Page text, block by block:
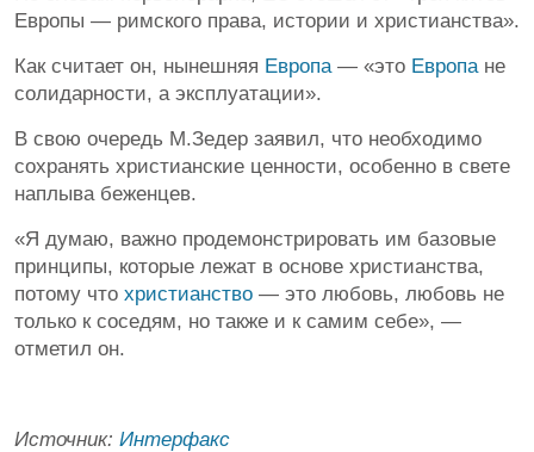
Европы — римского права, истории и христианства».
Как считает он, нынешняя Европа — «это Европа не
солидарности, а эксплуатации».
В свою очередь М.Зедер заявил, что необходимо
сохранять христианские ценности, особенно в свете
наплыва беженцев.
«Я думаю, важно продемонстрировать им базовые
принципы, которые лежат в основе христианства,
потому что христианство — это любовь, любовь не
только к соседям, но также и к самим себе», —
отметил он.
Источник: Интерфакс